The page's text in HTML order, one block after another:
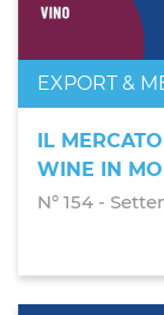
EXPORT &
IL
WINE IN
N° 154 -